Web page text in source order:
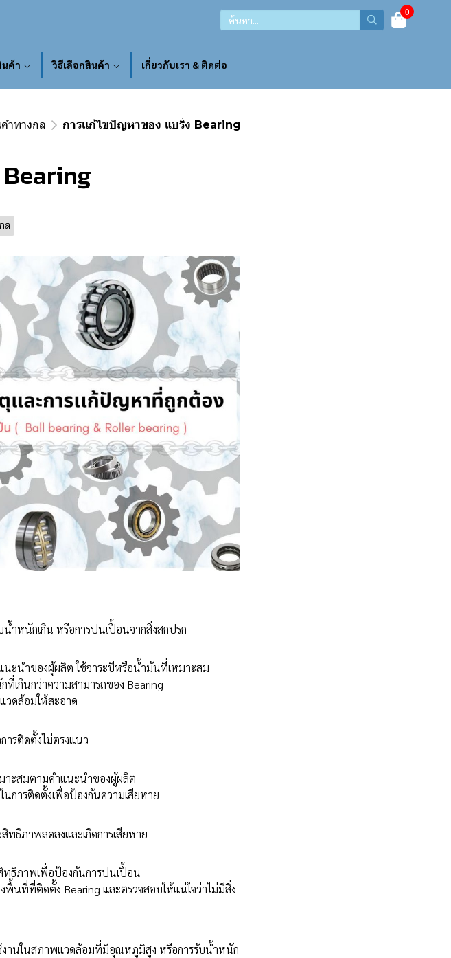
0
นค้า วิธีเลือกสินค้า เกี่ยวกับเรา & ติดต่อ
าทางกล การเเก้ไขปัญหาของ แบริ่ง Bearing
ล
น้ำหนักเกิน หรือการปนเปื้อนจากสิ่งสกปรก
ะนำของผู้ผลิต ใช้จาระบีหรือน้ำมันที่เหมาะสม
เกินกว่าความสามารถของ Bearing
ดล้อมให้สะอาด
ารติดตั้งไม่ตรงแนว
าะสมตามคำแนะนำของผู้ผลิต
นการติดตั้งเพื่อป้องกันความเสียหาย
ทธิภาพลดลงและเกิดการเสียหาย
ธิภาพเพื่อป้องกันการปนเปื้อน
พื้นที่ที่ติดตั้ง Bearing และตรวจสอบให้แน่ใจว่าไม่มีสิ่ง
งานในสภาพแวดล้อมที่มีอุณหภูมิสูง หรือการรับน้ำหนัก